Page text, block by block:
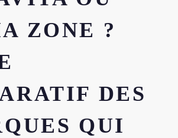
ZONE ?
DES
QUI